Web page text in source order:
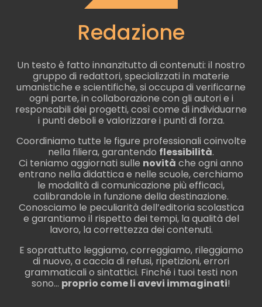
Redazione
Un testo è fatto innanzitutto di contenuti: il nostro
gruppo di redattori, specializzati in materie
umanistiche e scientifiche, si occupa di verificarne
ogni parte, in collaborazione con gli autori e i
responsabili dei progetti, così come di individuarne
i punti deboli e valorizzare i punti di forza.
Coordiniamo tutte le figure professionali coinvolte
nella filiera, garantendo flessibilità.
Ci teniamo aggiornati sulle novità che ogni anno
entrano nella didattica e nelle scuole, cerchiamo
le modalità di comunicazione più efficaci,
calibrandole in funzione della destinazione.
Conosciamo le peculiarità dell’editoria scolastica
e garantiamo il rispetto dei tempi, la qualità del
lavoro, la correttezza dei contenuti.
E soprattutto leggiamo, correggiamo, rileggiamo
di nuovo, a caccia di refusi, ripetizioni, errori
grammaticali o sintattici. Finché i tuoi testi non
sono... proprio come li avevi immaginati!